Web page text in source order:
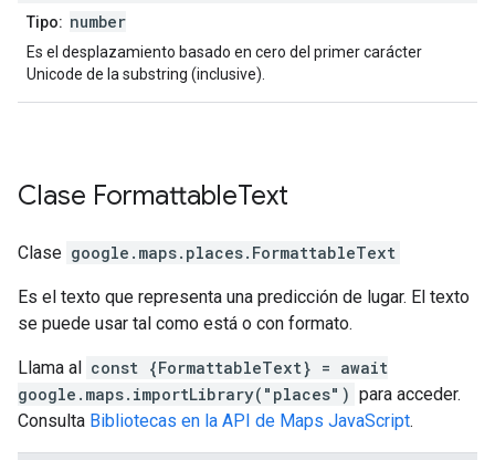
Tipo: number
Es el desplazamiento basado en cero del primer carácter
Unicode de la substring (inclusive).
Clase FormattableText
Clase google.maps.places. FormattableText
Es el texto que representa una predicción de lugar. El texto
se puede usar tal como está o con formato.
Llama al const {FormattableText} = await
google.maps.importLibrary("places") para acceder.
Consulta Bibliotecas en la API de Maps JavaScript.